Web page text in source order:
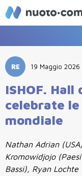
RE 19 Maggio 2026
ISHOF.
celebrate
mondiale
Nathan Adrian
Kromowidjojo
Bassi), Ryan Lochte